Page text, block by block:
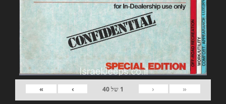
«
‹
1 של40
›
»